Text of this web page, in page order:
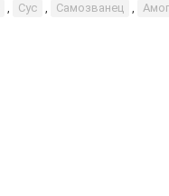
, Сус , Самозванец ,